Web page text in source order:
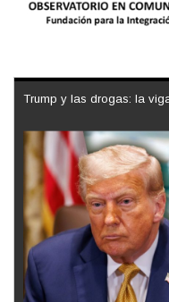
Trump y las drogas: la